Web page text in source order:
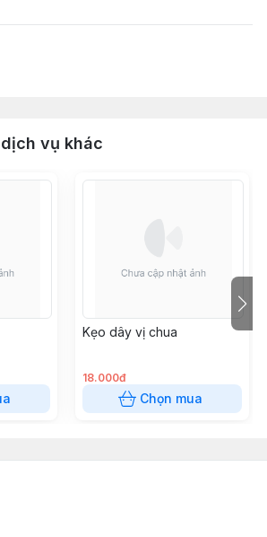
vụ khác
Kẹo dây vị chua
18.000đ
Chọn mua